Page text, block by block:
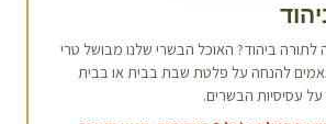
יהוד
לתורה ביהוד? האוכל הבשרי שלנו מבושל טרי
להנחה על פלטת שבת בבית או בבית
עסיסיות הבשרים.